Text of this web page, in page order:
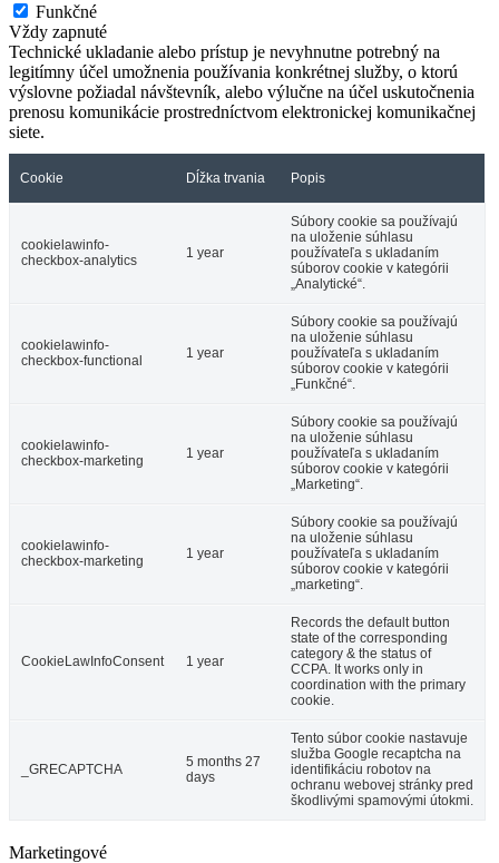
Funkčné
Vždy zapnuté
Technické ukladanie alebo prístup je nevyhnutne potrebný na
legitímny účel umožnenia používania konkrétnej služby, o ktorú
výslovne požiadal návštevník, alebo výlučne na účel uskutočnenia
prenosu komunikácie prostredníctvom elektronickej komunikačnej
siete.
Cookie Dĺžka trvania Popis
cookielawinfo-
checkbox-analytics
1 year
Súbory cookie sa používajú
na uloženie súhlasu
používateľa s ukladaním
súborov cookie v kategórii
„Analytické“.
cookielawinfo-
checkbox-functional
1 year
Súbory cookie sa používajú
na uloženie súhlasu
používateľa s ukladaním
súborov cookie v kategórii
„Funkčné“.
cookielawinfo-
checkbox-marketing
1 year
Súbory cookie sa používajú
na uloženie súhlasu
používateľa s ukladaním
súborov cookie v kategórii
„Marketing“.
cookielawinfo-
checkbox-marketing
1 year
Súbory cookie sa používajú
na uloženie súhlasu
používateľa s ukladaním
súborov cookie v kategórii
„marketing“.
CookieLawInfoConsent 1 year
Records the default button
state of the corresponding
category & the status of
CCPA. It works only in
coordination with the primary
cookie.
_GRECAPTCHA
5 months 27
days
Tento súbor cookie nastavuje
služba Google recaptcha na
identifikáciu robotov na
ochranu webovej stránky pred
škodlivými spamovými útokmi.
Marketingové